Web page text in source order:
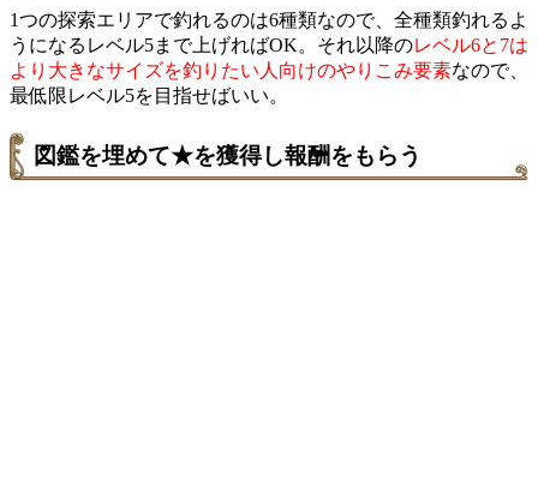
1つの探索エリアで釣れるのは6種類なので、全種類釣れるよ
うになるレベル5まで上げればOK。それ以降のレベル6と7は
より大きなサイズを釣りたい人向けのやりこみ要素なので、
最低限レベル5を目指せばいい。
図鑑を埋めて★を獲得し報酬をもらう